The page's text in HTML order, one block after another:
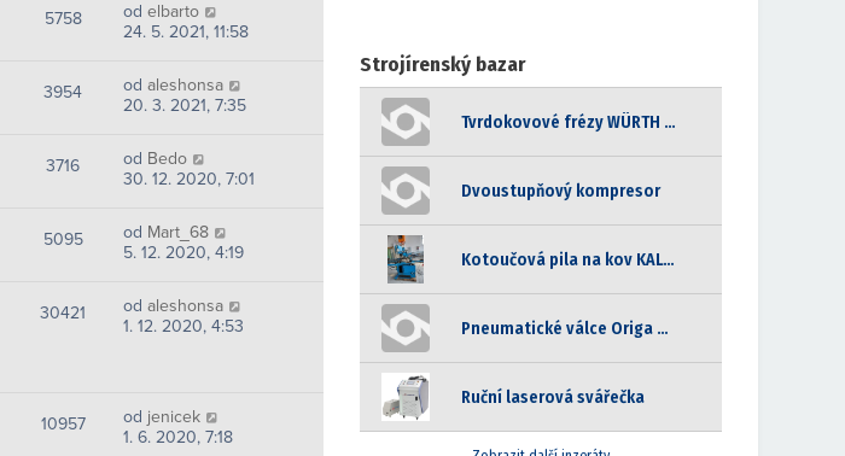
5758 od elbarto
24. 5. 2021, 11:58
3954 od aleshonsa
20. 3. 2021, 7:35
3716 od Bedo
30. 12. 2020, 7:01
5095 od Mart_68
5. 12. 2020, 4:19
30421 od aleshonsa
1. 12. 2020, 4:53
10957 od jenicek
1. 6. 2020, 7:18